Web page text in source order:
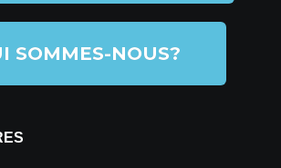
SOMMES-NOUS?